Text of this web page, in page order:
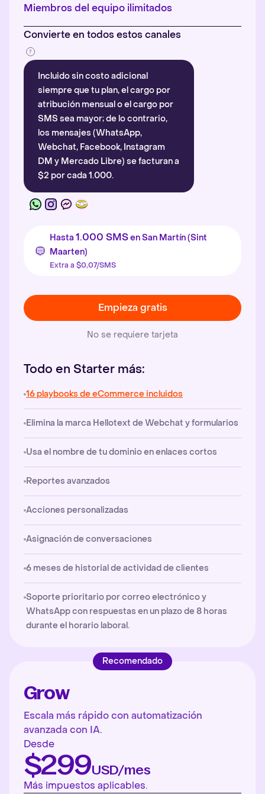
Miembros del equipo ilimitados
Convierte en todos estos canales
Incluido sin costo adicional
siempre que tu plan, el cargo por
atribución mensual o el cargo por
SMS sea mayor; de lo contrario,
los mensajes (WhatsApp,
Webchat, Facebook, Instagram
DM y Mercado Libre) se facturan a
$2 por cada 1.000.
Hasta 1.000 SMSen San Martín (Sint
Maarten)
Extra a $0,07/SMS
Empieza gratis
No se requiere tarjeta
Todo en Starter más:
16 playbooks de eCommerce incluidos
Elimina la marca Hellotext de Webchat y formularios
Usa el nombre de tu dominio en enlaces cortos
Reportes avanzados
Acciones personalizadas
Asignación de conversaciones
6 meses de historial de actividad de clientes
Soporte prioritario por correo electrónico y
WhatsApp con respuestas en un plazo de 8 horas
durante el horario laboral.
Recomendado
Grow
Escala más rápido con automatización
avanzada con IA.
Desde
$299USD/mes
Más impuestos aplicables.